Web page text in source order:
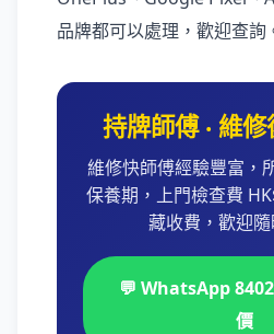
品牌都可以處理，歡迎查詢
持牌師傅 ‧ 維
維修快師傅經驗豐富，
保養期，上門檢查費
藏收費，歡迎隨
💬 WhatsApp
價